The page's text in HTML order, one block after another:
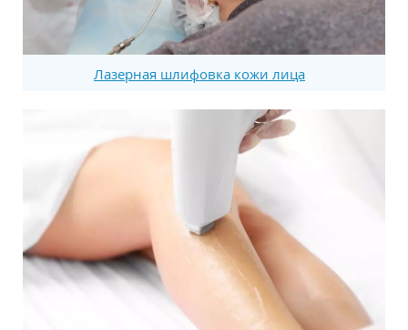
Лазерная шлифовка кожи лица